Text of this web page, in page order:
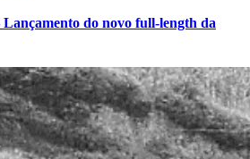
do novo full-length da